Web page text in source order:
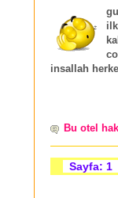
insallah
Bu otel
Sayfa: 1